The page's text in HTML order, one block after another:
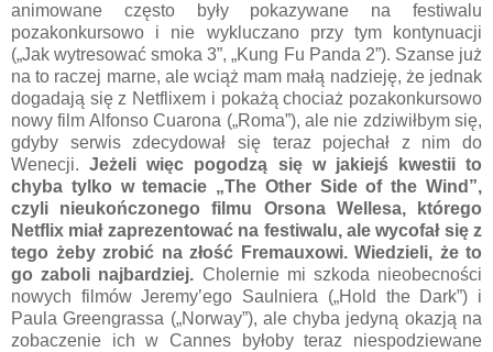
animowane często były pokazywane na festiwalu
pozakonkursowo i nie wykluczano przy tym kontynuacji
(„Jak wytresować smoka 3”, „Kung Fu Panda 2”). Szanse już
na to raczej marne, ale wciąż mam małą nadzieję, że jednak
dogadają się z Netflixem i pokażą chociaż pozakonkursowo
nowy film Alfonso Cuarona („Roma”), ale nie zdziwiłbym się,
gdyby serwis zdecydował się teraz pojechał z nim do
Wenecji.Jeżeli więc pogodzą się w jakiejś kwestii to
chyba tylko w temacie „The Other Side of the Wind”,
czyli nieukończonego filmu Orsona Wellesa, którego
Netflix miał zaprezentować na festiwalu, ale wycofał się z
tego żeby zrobić na złość Fremauxowi. Wiedzieli, że to
go zaboli najbardziej. Cholernie mi szkoda nieobecności
nowych filmów Jeremy’ego Saulniera („Hold the Dark”) i
Paula Greengrassa („Norway”), ale chyba jedyną okazją na
zobaczenie ich w Cannes byłoby teraz niespodziewane